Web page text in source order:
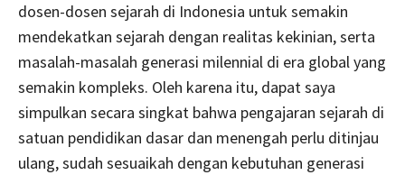
dosen-dosen sejarah di Indonesia untuk semakin
mendekatkan sejarah dengan realitas kekinian, serta
masalah-masalah generasi milennial di era global yang
semakin kompleks. Oleh karena itu, dapat saya
simpulkan secara singkat bahwa pengajaran sejarah di
satuan pendidikan dasar dan menengah perlu ditinjau
ulang, sudah sesuaikah dengan kebutuhan generasi